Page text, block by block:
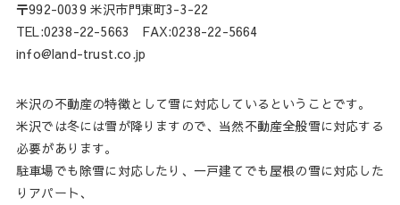
〒992-0039 米沢市門東町3-3-22
TEL:0238-22-5663 FAX:0238-22-5664
info@land-trust.co.jp
米沢の不動産の特徴として雪に対応しているということです。
米沢では冬には雪が降りますので、当然不動産全般雪に対応する
必要があります。
駐車場でも除雪に対応したり、一戸建てでも屋根の雪に対応した
りアパート、